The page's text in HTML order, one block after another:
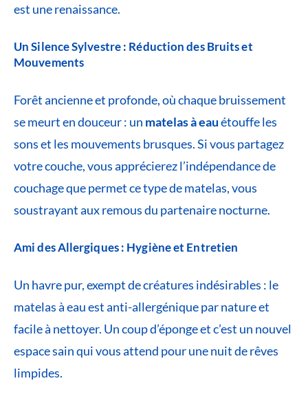
est une renaissance.
Un Silence Sylvestre : Réduction des Bruits et
Mouvements
Forêt ancienne et profonde, où chaque bruissement
se meurt en douceur : un matelas à eauétouffe les
sons et les mouvements brusques. Si vous partagez
votre couche, vous apprécierez l’indépendance de
couchage que permet ce type de matelas, vous
soustrayant aux remous du partenaire nocturne.
Ami des Allergiques : Hygiène et Entretien
Un havre pur, exempt de créatures indésirables : le
matelas à eau est anti-allergénique par nature et
facile à nettoyer. Un coup d’éponge et c’est un nouvel
espace sain qui vous attend pour une nuit de rêves
limpides.